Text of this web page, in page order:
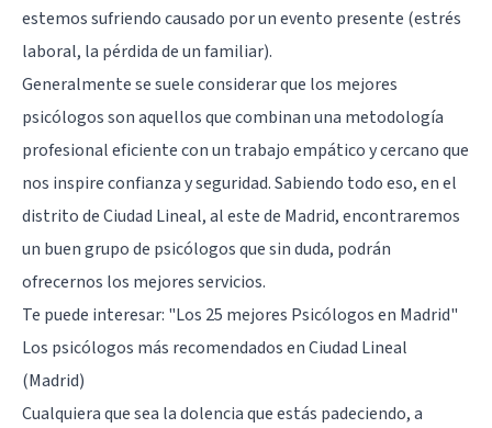
estemos sufriendo causado por un evento presente (estrés
laboral, la pérdida de un familiar).
Generalmente se suele considerar que los mejores
psicólogos son aquellos que combinan una metodología
profesional eficiente con un trabajo empático y cercano que
nos inspire confianza y seguridad. Sabiendo todo eso, en el
distrito de Ciudad Lineal, al este de Madrid, encontraremos
un buen grupo de psicólogos que sin duda, podrán
ofrecernos los mejores servicios.
Te puede interesar: "Los 25 mejores Psicólogos en Madrid"
Los psicólogos más recomendados en Ciudad Lineal
(Madrid)
Cualquiera que sea la dolencia que estás padeciendo, a